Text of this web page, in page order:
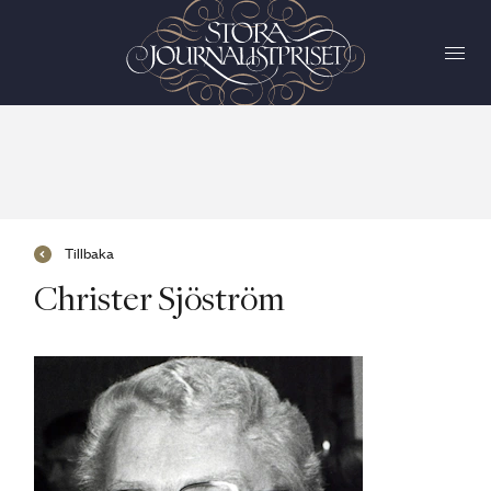
Christer Sjöström
Tillbaka